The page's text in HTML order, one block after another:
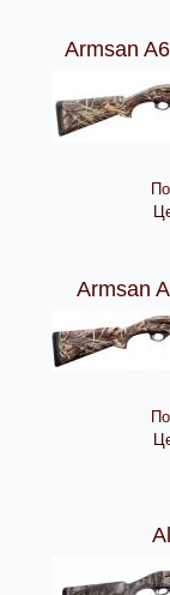
Armsan
Armsan